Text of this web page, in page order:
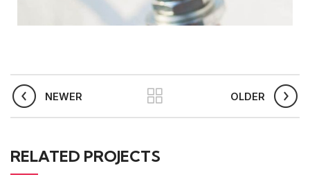
NEWER OLDER
RELATED PROJECTS